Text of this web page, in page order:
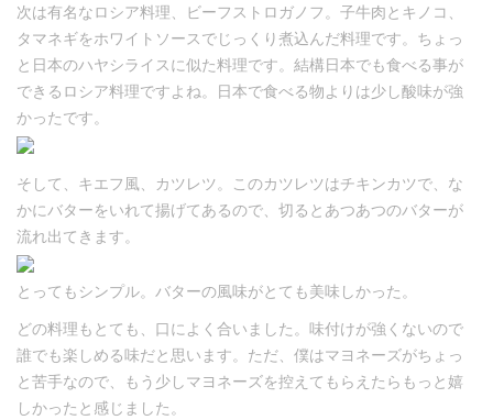
次は有名なロシア料理、ビーフストロガノフ。子牛肉とキノコ、
タマネギをホワイトソースでじっくり煮込んだ料理です。ちょっ
と日本のハヤシライスに似た料理です。結構日本でも食べる事が
できるロシア料理ですよね。日本で食べる物よりは少し酸味が強
かったです。
そして、キエフ風、カツレツ。このカツレツはチキンカツで、な
かにバターをいれて揚げてあるので、切るとあつあつのバターが
流れ出てきます。
とってもシンプル。バターの風味がとても美味しかった。
どの料理もとても、口によく合いました。味付けが強くないので
誰でも楽しめる味だと思います。ただ、僕はマヨネーズがちょっ
と苦手なので、もう少しマヨネーズを控えてもらえたらもっと嬉
しかったと感じました。